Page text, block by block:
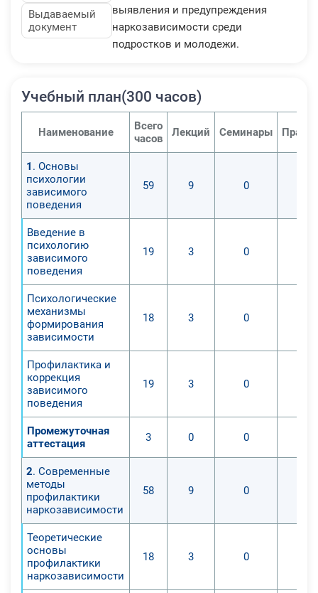
Выдаваемый
документ
выявления и предупреждения
наркозависимости среди
подростков и молодежи.
Учебный план(300 часов)
Наименование
Всего
часов
Лекций Семинары
1 . Основы
психологии
зависимого
поведения
59 9 0
Введение в
психологию
зависимого
поведения
19 3 0
Психологические
механизмы
формирования
зависимости
18 3 0
Профилактика и
коррекция
зависимого
поведения
19 3 0
Промежуточная
аттестация
3 0 0
2. Современные
методы
профилактики
наркозависимости
58 9 0
Теоретические
основы
профилактики
наркозависимости
18 3 0